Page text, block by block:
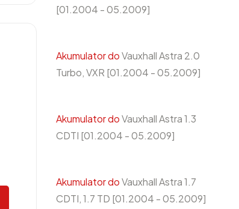
[01.2004 - 05.2009]
Akumulator doVauxhall Astra 2.0
Turbo, VXR [01.2004 - 05.2009]
Akumulator doVauxhall Astra 1.3
CDTI [01.2004 - 05.2009]
Akumulator doVauxhall Astra 1.7
CDTI, 1.7 TD [01.2004 - 05.2009]